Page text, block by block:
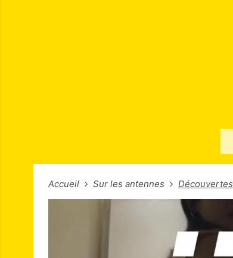
Accueil Sur les antennes Découvertes